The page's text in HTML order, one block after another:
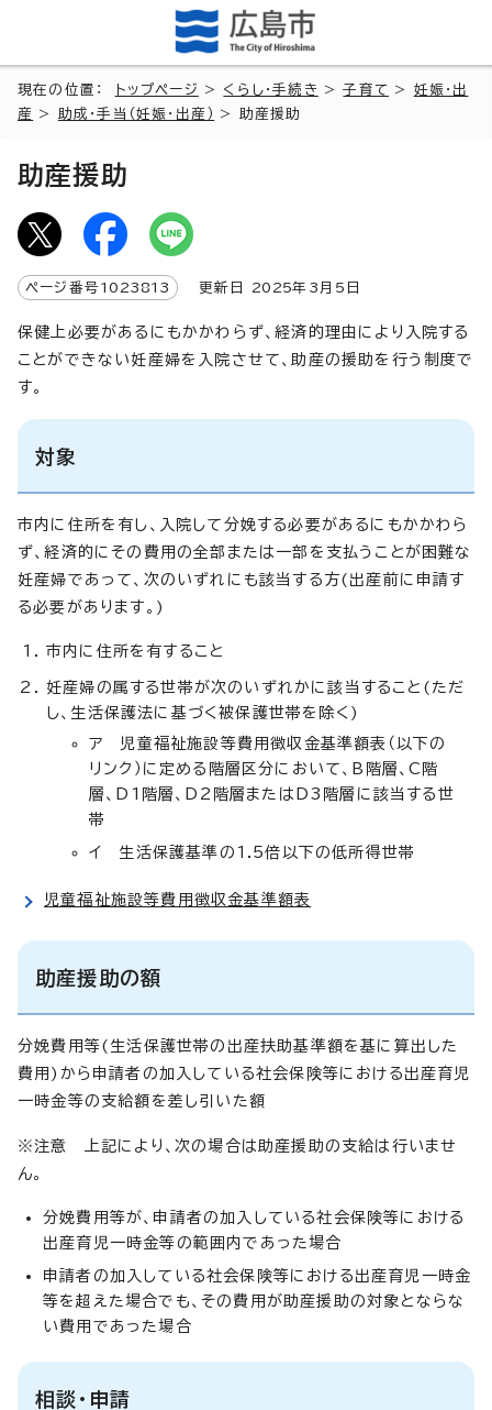
現在の位置： トップページ > くらし・手続き >子育て > 妊娠・出
産
> 助成・手当（妊娠・出産） > 助産援助
助産援助
ページ番号 1023813 更新日 2025年3月5日
保健上必要があるにもかかわらず、経済的理由により入院する
ことができない妊産婦を入院させて、助産の援助を行う制度で
す。
対象
市内に住所を有し、入院して分娩する必要があるにもかかわら
ず、経済的にその費用の全部または一部を支払うことが困難な
妊産婦であって、次のいずれにも該当する方(出産前に申請す
る必要があります。)
市内に住所を有すること
妊産婦の属する世帯が次のいずれかに該当すること(ただ
し、生活保護法に基づく被保護世帯を除く)
ア 児童福祉施設等費用徴収金基準額表（以下の
リンク）に定める階層区分において、B階層、C階
層、D1階層、D2階層またはD3階層に該当する世
帯
イ 生活保護基準の1.5倍以下の低所得世帯
児童福祉施設等費用徴収金基準額表
助産援助の額
分娩費用等(生活保護世帯の出産扶助基準額を基に算出した
費用)から申請者の加入している社会保険等における出産育児
一時金等の支給額を差し引いた額
※注意 上記により、次の場合は助産援助の支給は行いませ
ん。
分娩費用等が、申請者の加入している社会保険等における
出産育児一時金等の範囲内であった場合
申請者の加入している社会保険等における出産育児一時金
等を超えた場合でも、その費用が助産援助の対象とならな
い費用であった場合
相談・申請